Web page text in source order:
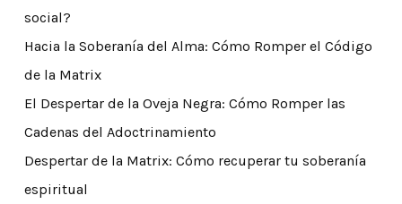
social?
Hacia la Soberanía del Alma: Cómo Romper el Código
de la Matrix
El Despertar de la Oveja Negra: Cómo Romper las
Cadenas del Adoctrinamiento
Despertar de la Matrix: Cómo recuperar tu soberanía
espiritual